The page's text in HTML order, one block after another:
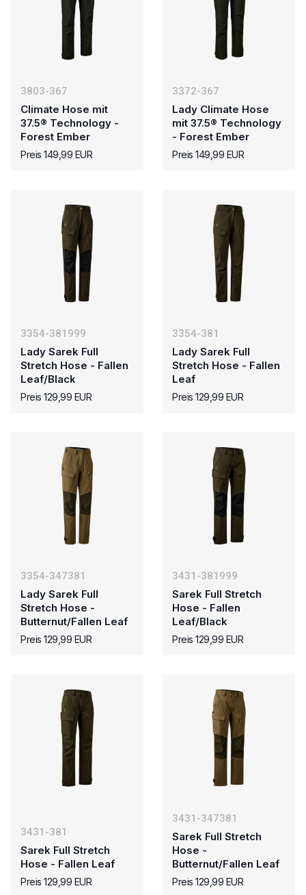
3803-367
Climate Hose mit
37.5® Technology -
Forest Ember
Preis 149,99 EUR
3372-367
Lady Climate Hose
mit 37.5® Technology
- Forest Ember
Preis 149,99 EUR
3354-381999
Lady Sarek Full
Stretch Hose - Fallen
Leaf/Black
Preis 129,99 EUR
3354-381
Lady Sarek Full
Stretch Hose - Fallen
Leaf
Preis 129,99 EUR
3354-347381
Lady Sarek Full
Stretch Hose -
Butternut/Fallen Leaf
Preis 129,99 EUR
3431-381999
Sarek Full Stretch
Hose - Fallen
Leaf/Black
Preis 129,99 EUR
3431-381
Sarek Full Stretch
Hose - Fallen Leaf
Preis 129,99 EUR
3431-347381
Sarek Full Stretch
Hose -
Butternut/Fallen Leaf
Preis 129,99 EUR